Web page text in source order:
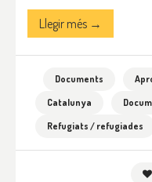
Llegir més →
Documents
Catalunya
Refugiats / refugiades